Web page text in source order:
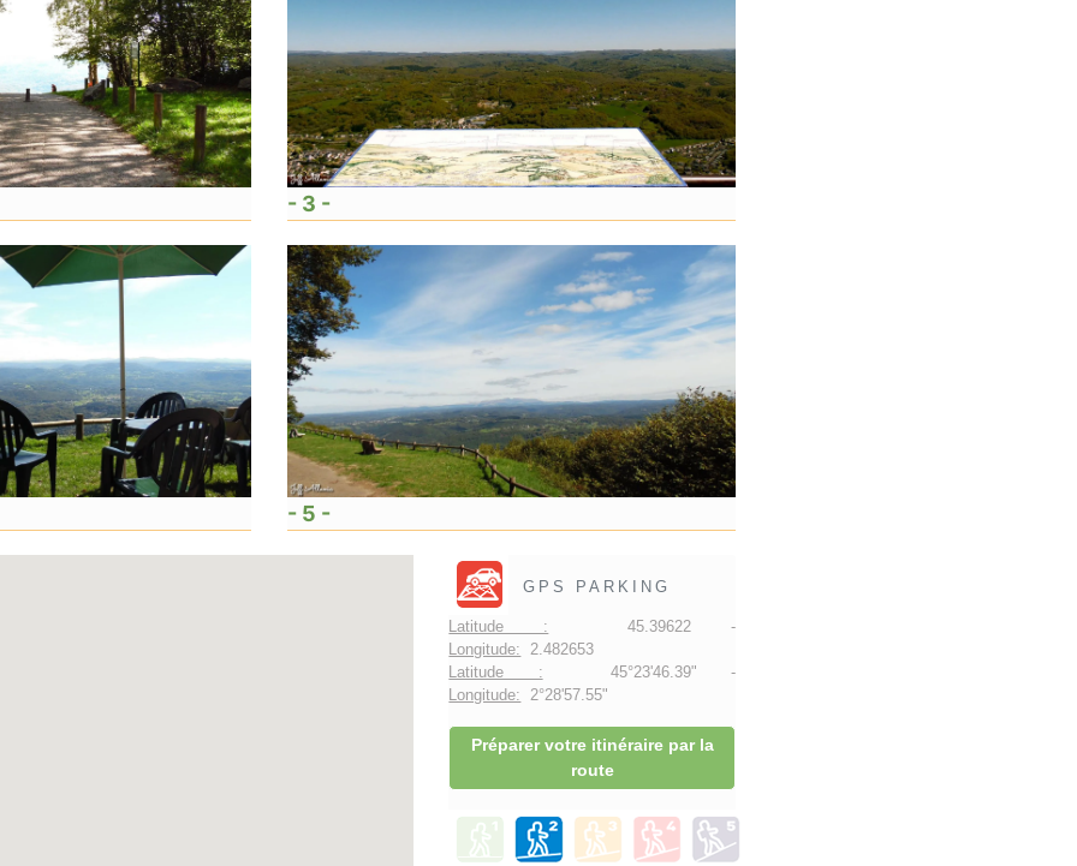
- 3 -
- 5 -
GPS PARKING
Latitude : 45.39622 -
Longitude: 2.482653
Latitude : 45°23'46.39" -
Longitude: 2°28'57.55"
Préparer votre itinéraire par la
route